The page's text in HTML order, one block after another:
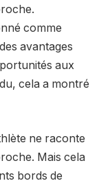
comme
avantages
aux
cela a montré
ne raconte
Mais cela
bords de